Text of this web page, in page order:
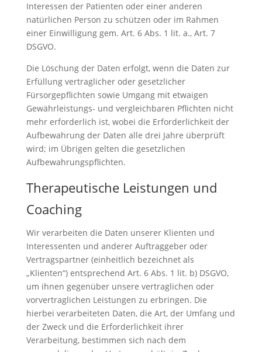
Interessen der Patienten oder einer anderen
natürlichen Person zu schützen oder im Rahmen
einer Einwilligung gem. Art. 6 Abs. 1 lit. a., Art. 7
DSGVO.
Die Löschung der Daten erfolgt, wenn die Daten zur
Erfüllung vertraglicher oder gesetzlicher
Fürsorgepflichten sowie Umgang mit etwaigen
Gewährleistungs- und vergleichbaren Pflichten nicht
mehr erforderlich ist, wobei die Erforderlichkeit der
Aufbewahrung der Daten alle drei Jahre überprüft
wird; im Übrigen gelten die gesetzlichen
Aufbewahrungspflichten.
Therapeutische Leistungen und
Coaching
Wir verarbeiten die Daten unserer Klienten und
Interessenten und anderer Auftraggeber oder
Vertragspartner (einheitlich bezeichnet als
„Klienten“) entsprechend Art. 6 Abs. 1 lit. b) DSGVO,
um ihnen gegenüber unsere vertraglichen oder
vorvertraglichen Leistungen zu erbringen. Die
hierbei verarbeiteten Daten, die Art, der Umfang und
der Zweck und die Erforderlichkeit ihrer
Verarbeitung, bestimmen sich nach dem